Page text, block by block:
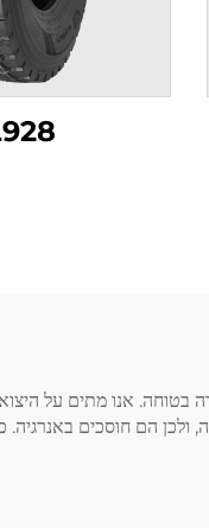
בטוחה. אנו מתים על
הם חוסכים